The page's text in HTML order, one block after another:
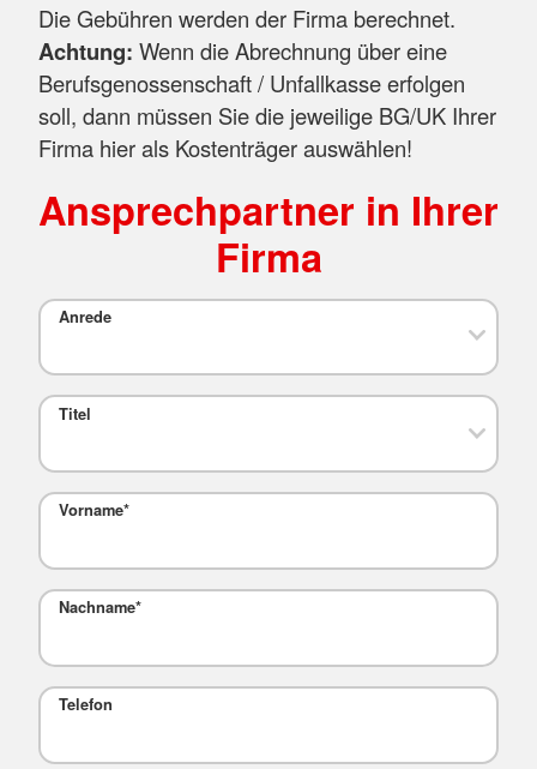
Die Gebühren werden der Firma berechnet.
Achtung: Wenn die Abrechnung über eine
Berufsgenossenschaft / Unfallkasse erfolgen
soll, dann müssen Sie die jeweilige BG/UK Ihrer
Firma hier als Kostenträger auswählen!
Ansprechpartner in Ihrer
Firma
Anrede
Titel
Vorname*
Nachname*
Telefon